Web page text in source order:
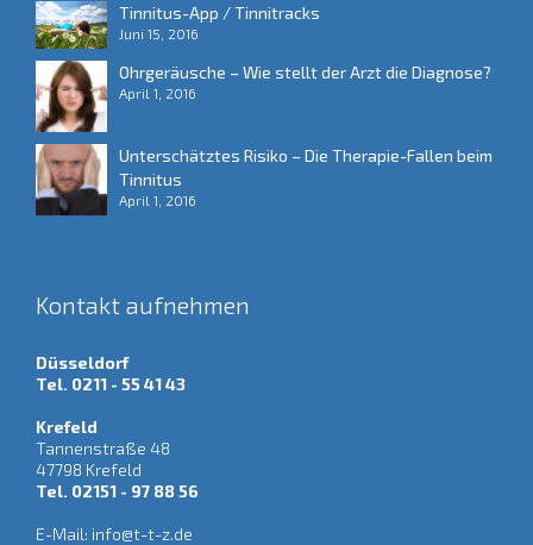
Tinnitus-App / Tinnitracks
Juni 15, 2016
Ohrgeräusche – Wie stellt der Arzt die Diagnose?
April 1, 2016
Unterschätztes Risiko – Die Therapie-Fallen beim
Tinnitus
April 1, 2016
Kontakt aufnehmen
Düsseldorf
Tel. 0211 - 55 41 43
Krefeld
Tannenstraße 48
47798 Krefeld
Tel. 02151 - 97 88 56
E-Mail: info@t-t-z.de